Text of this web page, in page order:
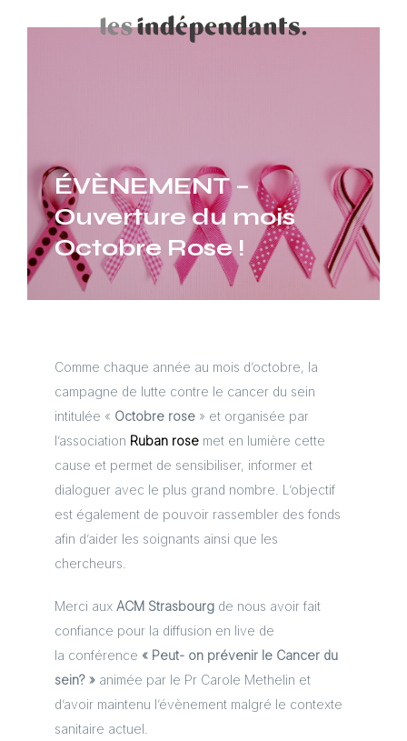
ÉVÈNEMENT –
Ouverture du mois
Octobre Rose !
Comme chaque année au mois d’octobre, la
campagne de lutte contre le cancer du sein
intitulée « Octobre rose » et organisée par
l’association Ruban rose met en lumière cette
cause et permet de sensibiliser, informer et
dialoguer avec le plus grand nombre. L’objectif
est également de pouvoir rassembler des fonds
afin d’aider les soignants ainsi que les
chercheurs.
Merci aux ACM Strasbourg de nous avoir fait
confiance pour la diffusion en live de
la conférence « Peut- on prévenir le Cancer du
sein? » animée par le Pr Carole Methelin et
d’avoir maintenu l’évènement malgré le contexte
sanitaire actuel.